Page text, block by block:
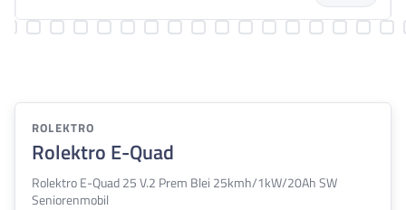
ROLEKTRO
Rolektro E-Quad
Rolektro E-Quad 25 V.2 Prem Blei 25kmh/1kW/20Ah SW
Seniorenmobil